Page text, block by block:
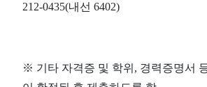
212-0435(내선 6402)
※ 기타 자격증 및 학위 , 경력증명서